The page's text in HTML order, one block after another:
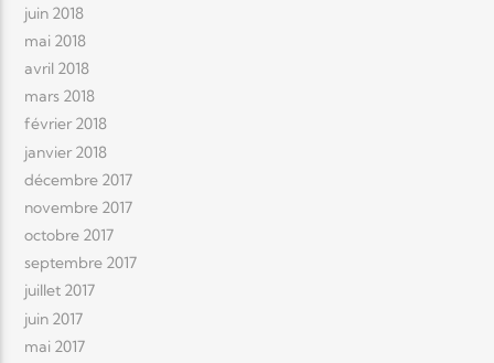
juin 2018
mai 2018
avril 2018
mars 2018
février 2018
janvier 2018
décembre 2017
novembre 2017
octobre 2017
septembre 2017
juillet 2017
juin 2017
mai 2017